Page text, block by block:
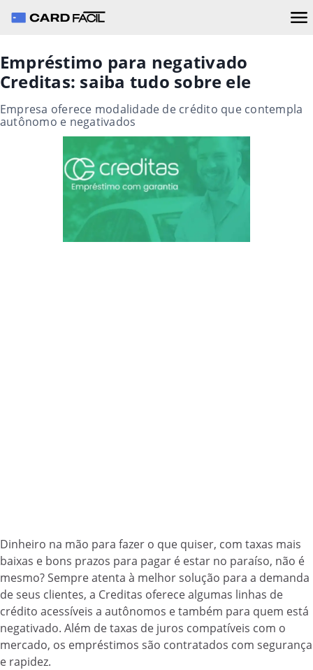
Empréstimo para negativado
Creditas: saiba tudo sobre ele
Empresa oferece modalidade de crédito que contempla
autônomo e negativados
Dinheiro na mão para fazer o que quiser, com taxas mais
baixas e bons prazos para pagar é estar no paraíso, não é
mesmo? Sempre atenta à melhor solução para a demanda
de seus clientes, a Creditas oferece algumas linhas de
crédito acessíveis a autônomos e também para quem está
negativado. Além de taxas de juros compatíveis com o
mercado, os empréstimos são contratados com segurança
e rapidez.